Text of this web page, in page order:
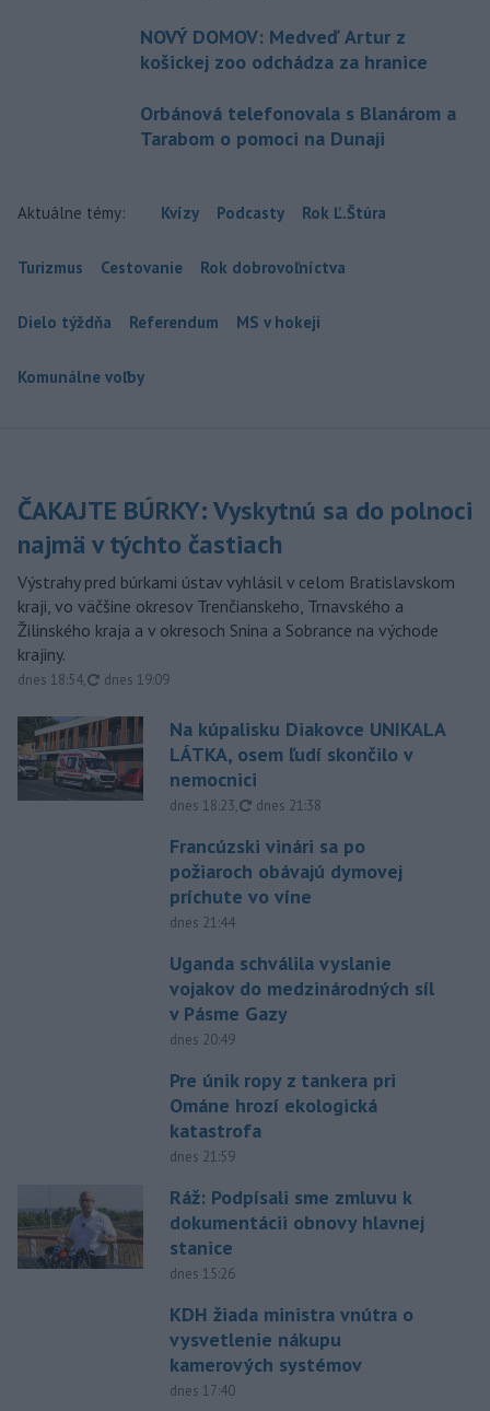
NOVÝ DOMOV: Medveď Artur z
košickej zoo odchádza za hranice
Orbánová telefonovala s Blanárom a
Tarabom o pomoci na Dunaji
Aktuálne témy: Kvízy Podcasty Rok Ľ.Štúra
Turizmus Cestovanie Rok dobrovoľníctva
Dielo týždňa Referendum MS v hokeji
Komunálne voľby
ČAKAJTE BÚRKY: Vyskytnú sa do polnoci
najmä v týchto častiach
Výstrahy pred búrkami ústav vyhlásil v celom Bratislavskom
kraji, vo väčšine okresov Trenčianskeho, Trnavského a
Žilinského kraja a v okresoch Snina a Sobrance na východe
krajiny.
dnes 18:54, aktualizované
dnes 19:09
Na kúpalisku Diakovce UNIKALA
LÁTKA, osem ľudí skončilo v
nemocnici
dnes 18:23, aktualizované
dnes 21:38
Francúzski vinári sa po
požiaroch obávajú dymovej
príchute vo víne
dnes 21:44
Uganda schválila vyslanie
vojakov do medzinárodných síl
v Pásme Gazy
dnes 20:49
Pre únik ropy z tankera pri
Ománe hrozí ekologická
katastrofa
dnes 21:59
Ráž: Podpísali sme zmluvu k
dokumentácii obnovy hlavnej
stanice
dnes 15:26
KDH žiada ministra vnútra o
vysvetlenie nákupu
kamerových systémov
dnes 17:40